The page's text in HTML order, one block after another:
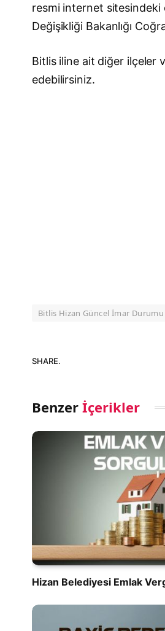
resmi internet sitesindeki
Değişikliği Bakanlığı
Bitlis iline ait diğer ilçeler
edebilirsiniz.
Bitlis Hizan Güncel İmar Durumu
SHARE.
Benzer İçerikler
Hizan Belediyesi Emlak